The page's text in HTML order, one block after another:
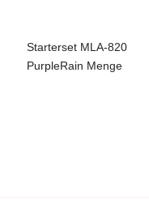
Starterset MLA-820
PurpleRain Menge